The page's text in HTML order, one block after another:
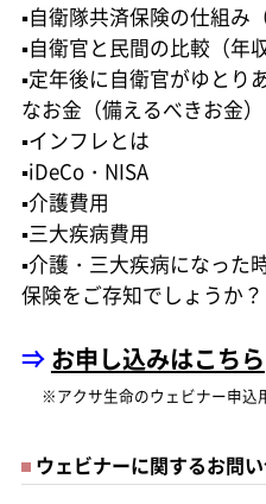
▪自衛隊共済保険の仕組み
▪自衛官と民間の比較（年
▪定年後に自衛官がゆとり
なお金（備えるべきお金）
▪インフレとは
▪iDeCo・NISA
▪介護費用
▪三大疾病費用
▪介護・三大疾病になった
保険をご存知でしょうか？
⇒ お申し込みはこちら
※アクサ生命のウェビナー申込
ウェビナーに関するお問